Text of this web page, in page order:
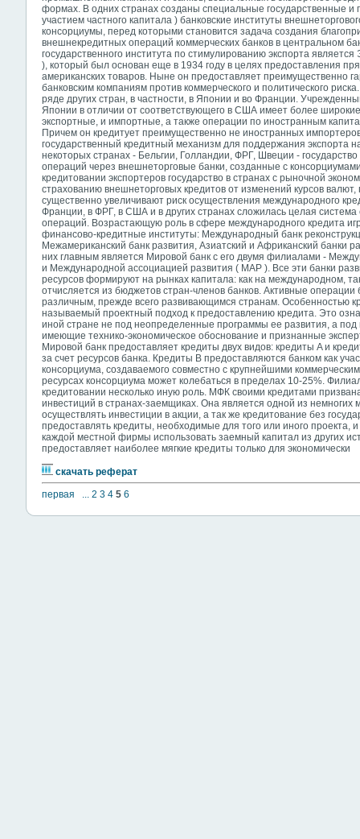
формах. В одних странах созданы специальные государственные
участием частного капитала ) банковские институты
консорциумы, перед которыми становится задача создания
внешнекредитных операций коммерческих банков в центральном
государственного института по стимулированию экспорта
), который был основан еще в 1934 году в целях предоставления
американских товаров. Ныне он предоставляет преимущественно
банковским компаниям против коммерческого и политического
ряде других стран, в частности, в Японии и во Франции.
Японии в отличии от соответствующего в США имеет более
экспортные, и импортные, а также операции по иностранным
Причем он кредитует преимущественно не иностранных
государственный кредитный механизм для поддержания экспорта
некоторых странах - Бельгии, Голландии, ФРГ, Швеции - государство
операций через внешнеторговые банки, созданные с
кредитовании экспортеров государство в странах с рыночной
страхованию внешнеторговых кредитов от изменений курсов
существенно увеличивают риск осуществления международного
Франции, в ФРГ, в США и в других странах сложилась целая система
операций. Возрастающую роль в сфере международного кредита
финансово-кредитные институты: Международный банк
Межамериканский банк развития, Азиатский и Африканский банки
них главным является Мировой банк с его двумя филиалами -
и Международной ассоциацией развития ( МАР ). Все эти банки
ресурсов формируют на рынках капитала: как на международном,
отчисляется из бюджетов стран-членов банков. Активные операции
различным, прежде всего развивающимся странам. Особенностью
называемый проектный подход к предоставлению кредита. Это
иной стране не под неопределенные программы ее развития, а
имеющие технико-экономическое обоснование и признанные
Мировой банк предоставляет кредиты двух видов: кредиты A и
за счет ресурсов банка. Кредиты B предоставляются банком как
консорциума, создаваемого совместно с крупнейшими
ресурсах консорциума может колебаться в пределах 10-25%.
кредитовании несколько иную роль. МФК своими кредитами
инвестиций в странах-заемщиках. Она является одной из
осуществлять инвестиции в акции, а так же кредитование без
предоставлять кредиты, необходимые для того или иного проекта,
каждой местной фирмы использовать заемный капитал из других
предоставляет наиболее мягкие кредиты только для экономически
скачать реферат
первая
... 2 3 4 5 6